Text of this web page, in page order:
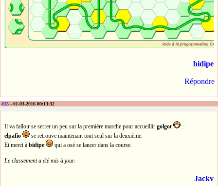
bidipe
Répondre
#15 - 01-03-2016 00:13:32
Il va falloir se serrer un peu sur la première marche pour accueillir golgot
elpafio
se retrouve maintenant tout seul sur la deuxième.
Et merci à bidipe qui a osé se lancer dans la course.
Le classement a été mis à jour.
Jackv